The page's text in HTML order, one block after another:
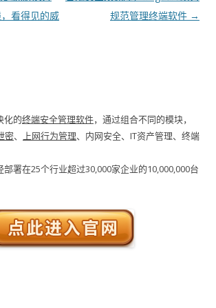
看得见的威
规范管理终端软件 →
化的终端安全管理软件，通过组合不同的模块，
密、 上网行为管理、内网安全、IT资产管理、终端
署在25个行业超过30,000家企业的10,000,000台